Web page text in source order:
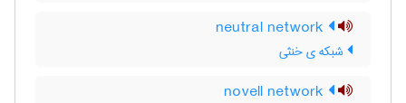
شبکه ی خنثی